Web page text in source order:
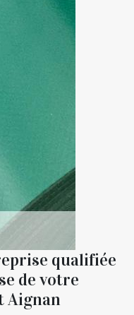
qualifiée
de votre
Aignan